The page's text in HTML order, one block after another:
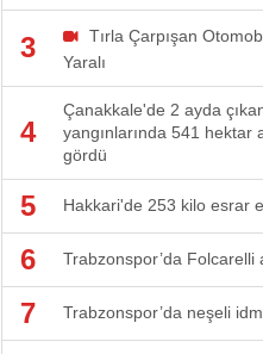
3
Tırla Çarpışan
Yaralı
4
Çanakkale'de 2 ayda
yangınlarında 541 hektar
gördü
5 Hakkari'de 253 kilo esrar
6 Trabzonspor’da Folcarelli
7 Trabzonspor’da neşeli